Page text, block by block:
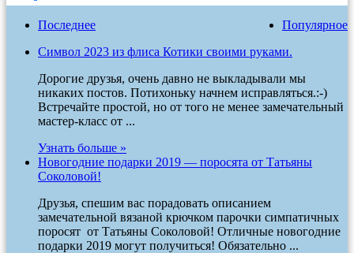
Популярное
Последнее
Символ 2023 из флиса Котики своими руками.
Дорогие друзья, очень давно не выкладывали мы
никаких постов. Потихоньку начнем исправляться.:-)
Встречайте простой, но от того не менее замечательный
мастер-класс от ...
Узнать больше »
Новогодние подарки 2019 — поросята от Татьяны
Соколовой!
Друзья, спешим вас порадовать описанием
замечательной вязаной крючком парочки симпатичных
поросят от Татьяны Соколовой! Отличные новогодние
подарки 2019 могут получиться! Обязательно ...